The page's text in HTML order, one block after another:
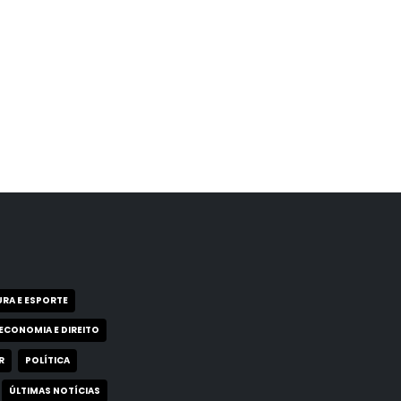
E ESPORTE
ECONOMIA E DIREITO
POLÍTICA
ÚLTIMAS NOTÍCIAS